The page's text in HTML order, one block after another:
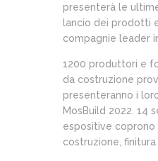
presenterà le
lancio dei prodotti
compagnie leader
1200 produttori e
da costruzione
presenteranno i
MosBuild 2022. 14
espositive
costruzione,